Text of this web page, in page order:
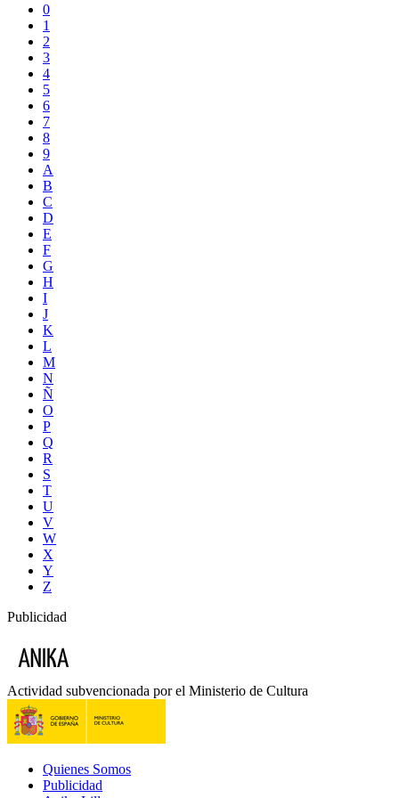
0
1
2
3
4
5
6
7
8
9
A
B
C
D
E
F
G
H
I
J
K
L
M
N
Ñ
O
P
Q
R
S
T
U
V
W
X
Y
Z
Publicidad
Actividad subvencionada por el Ministerio de Cultura
Quienes Somos
Publicidad